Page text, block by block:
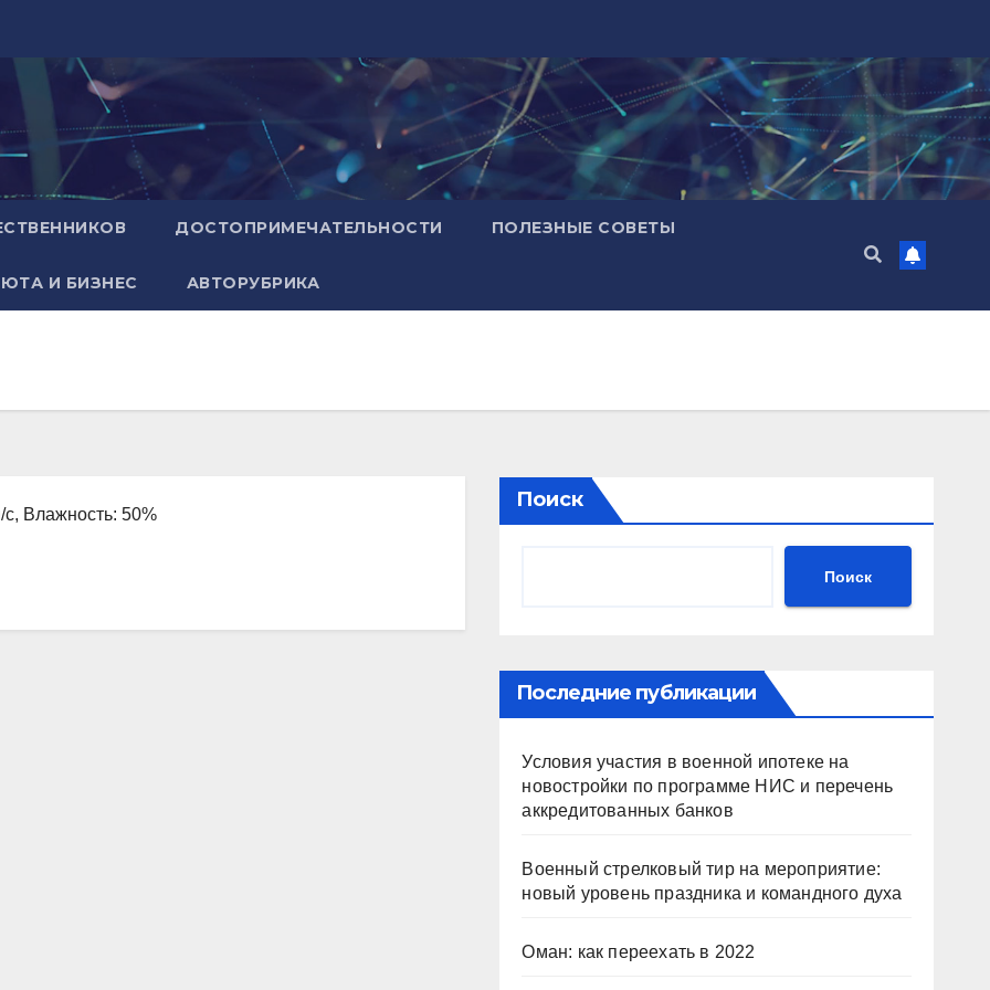
ДОСТОПРИМЕЧАТЕЛЬНОСТИ ПОЛЕЗНЫЕ СОВЕТЫ
И БИЗНЕС АВТОРУБРИКА
Влажность: 50%
Поиск
Поиск
Последние публикации
Условия участия в военной ипотеке на
новостройки по программе НИС и перечень
аккредитованных банков
Военный стрелковый тир на мероприятие:
новый уровень праздника и командного духа
Оман: как переехать в 2022